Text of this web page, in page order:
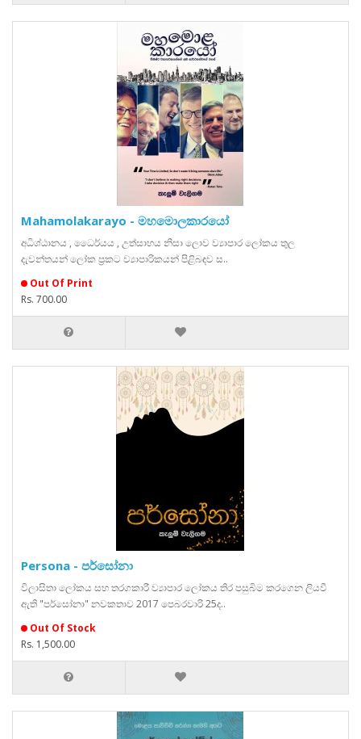
Mahamolakarayo - මහමොලකාරයෝ
අධිශ්ඨානය , ධෛර්යය , උත්සාහය නිසා ලොව ව්‍යාපාර ලෝකය තුල
දැවන්තයන් ලෝක ප්‍රකට ව්‍යාපාරිකයන් පිළිබඳව ස..
Out Of Print
Rs. 700.00
Persona - පර්සෝනා
විලාසිතා ලෝකය සහ තරගකාරී ව්‍යාපාර ලෝකය තිර පසුබිම කරගෙන ලියවී
ඇති "පර්සෝනා" නවකතාව 2017 පෙබරවාරි 25ද..
Out Of Stock
Rs. 1,500.00